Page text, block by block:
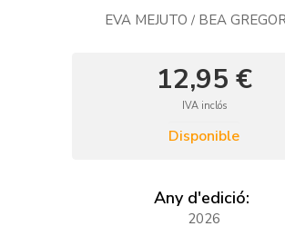
EVA MEJUTO / BEA
12,95 €
IVA inclós
Disponible
Any d'edició:
2026